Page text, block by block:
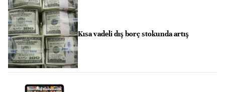
Kısa vadeli dış borç stokunda artış